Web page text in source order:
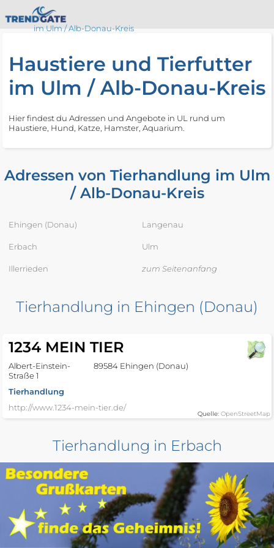
im Ulm / Alb-Donau-Kreis
Haustiere und Tierfutter
im Ulm / Alb-Donau-Kreis
Hier findest du Adressen und Angebote in UL rund um
Haustiere, Hund, Katze, Hamster, Aquarium.
Adressen von Tierhandlung im Ulm
/ Alb-Donau-Kreis
Ehingen (Donau)
Erbach
Illerrieden
Langenau
Ulm
zum Seitenanfang
Tierhandlung in Ehingen (Donau)
1234 MEIN TIER
Albert-Einstein-
Straße 1
89584 Ehingen (Donau)
Tierhandlung
http://www.1234-mein-tier.de/
Quelle: OpenStreetMap
Tierhandlung in Erbach
Fressnapf
Heinrich-Hammer-
Straße 17/5
89155 Erbach
Tierhandlung
Quelle:OpenStreetMap